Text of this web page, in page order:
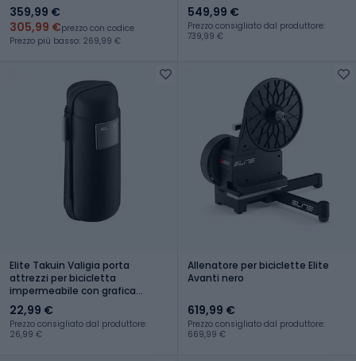
359,99 €
305,99 €prezzo con codice
Prezzo più basso: 269,99 €
549,99 €
Prezzo consigliato dal produttore:
739,99 €
Elite Takuin Valigia porta
attrezzi per bicicletta
impermeabile con grafica
nera/grigia
22,99 €
Prezzo consigliato dal produttore:
26,99 €
Allenatore per biciclette Elite
Avanti nero
619,99 €
Prezzo consigliato dal produttore:
669,99 €